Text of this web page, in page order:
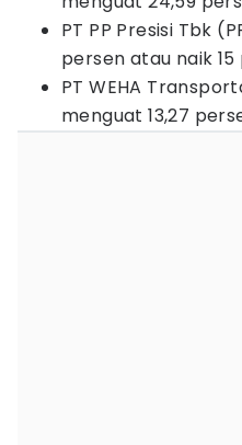
PT PP Presisi Tbk
persen atau naik 15
PT WEHA
menguat 13,27